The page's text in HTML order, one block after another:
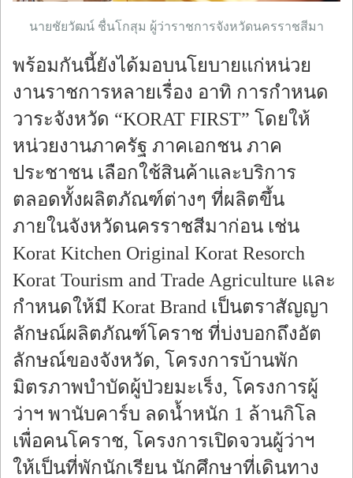
นายชัยวัฒน์ ชื่นโกสุม ผู้ว่าราชการจังหวัดนครราชสีมา
พร้อมกันนี้ยังได้มอบนโยบายแก่หน่วย
งานราชการหลายเรื่อง อาทิ การกำหนด
วาระจังหวัด “KORAT FIRST” โดยให้
หน่วยงานภาครัฐ ภาคเอกชน ภาค
ประชาชน เลือกใช้สินค้าและบริการ
ตลอดทั้งผลิตภัณฑ์ต่างๆ ที่ผลิตขึ้น
ภายในจังหวัดนครราชสีมาก่อน เช่น
Korat Kitchen Original Korat Resorch
Korat Tourism and Trade Agriculture และ
กำหนดให้มี Korat Brand เป็นตราสัญญา
ลักษณ์ผลิตภัณฑ์โคราช ที่บ่งบอกถึงอัต
ลักษณ์ของจังหวัด, โครงการบ้านพัก
มิตรภาพบำบัดผู้ป่วยมะเร็ง, โครงการผู้
ว่าฯ พานับคาร์บ ลดน้ำหนัก 1 ล้านกิโล
เพื่อคนโคราช, โครงการเปิดจวนผู้ว่าฯ
ให้เป็นที่พักนักเรียน นักศึกษาที่เดินทาง